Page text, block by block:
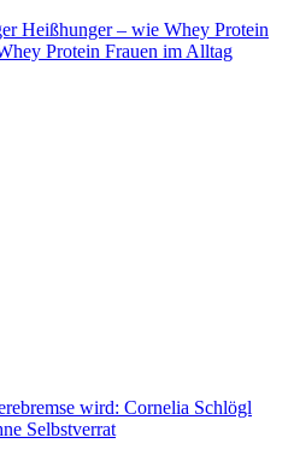
Heißhunger – wie Whey Protein
Protein Frauen im Alltag
wird: Cornelia Schlögl
Selbstverrat